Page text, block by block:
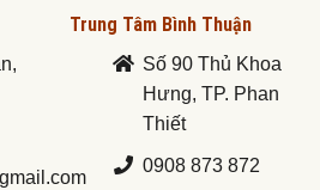
Trung Tâm Bình Thuận
Số 90 Thủ Khoa
Hưng, TP. Phan
Thiết
0908 873 872